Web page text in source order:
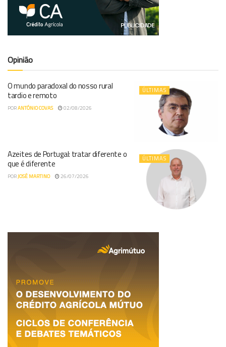
Opinião
ÚLTIMAS
O mundo paradoxal do nosso rural
tardio e remoto
PORANTÓNIO COVAS 02/08/2026
ÚLTIMAS
Azeites de Portugal: tratar diferente o
que é diferente
PORJOSÉ MARTINO 26/07/2026